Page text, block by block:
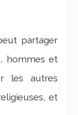
partager
hommes et
les autres
et